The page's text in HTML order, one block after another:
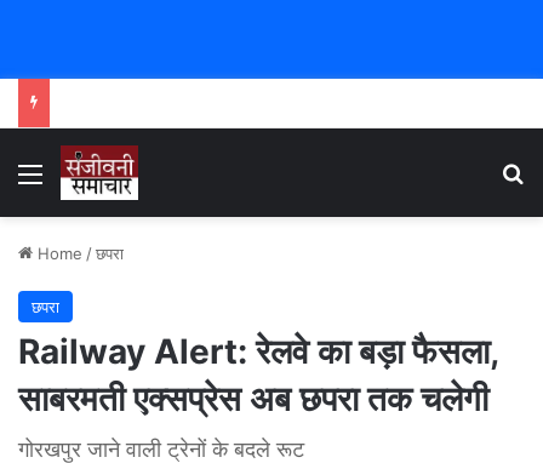
Menu
Home /छपरा
छपरा
Railway Alert: रेलवे का बड़ा फैसला,
साबरमती एक्सप्रेस अब छपरा तक चलेगी
गोरखपुर जाने वाली ट्रेनों के बदले रूट